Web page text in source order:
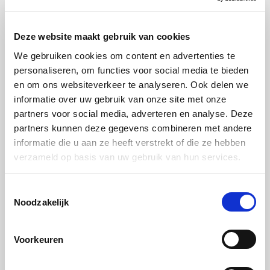
Deze website maakt gebruik van cookies
We gebruiken cookies om content en advertenties te
personaliseren, om functies voor social media te bieden
en om ons websiteverkeer te analyseren. Ook delen we
informatie over uw gebruik van onze site met onze
partners voor social media, adverteren en analyse. Deze
partners kunnen deze gegevens combineren met andere
informatie die u aan ze heeft verstrekt of die ze hebben
verzameld op basis van uw gebruik van hun services.
Noodzakelijk
Voorkeuren
Verschillende gerechten tegelijk
Wil je in het weekend uitpakken tijdens een etentje met
vrienden of familie? Dan hoef je niet te stressen. Als je
voor een gerecht de perfecte bereiding hebt gevonden,
kun je bij Miele-stoomovens dertig eigen programma’s
opslaan. Instellingen voor gerechten die je vaak bereidt,
vind je zo in één keer terug.
Er zijn nog meer voordelen. Met een stoomoven kook je
verschillende gerechten gelijktijdig op drie niveaus en
verschillende temperaturen, zonder dat de geur en smaak
op elkaar worden overgedragen. Een biefstukje bereid je
bijvoorbeeld tot op de graad nauwkeurig: iedere zijde van